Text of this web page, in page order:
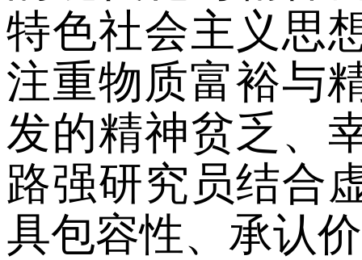
特色社会主义思
注重物质富裕与
发的精神贫乏、
路强研究员结合
具包容性、承认